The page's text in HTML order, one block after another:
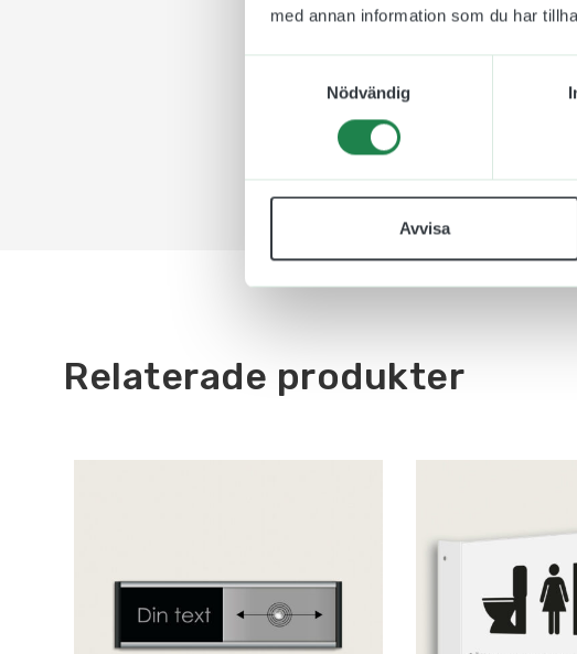
med annan information som du har
Nödvändig
Avvisa
Relaterade produkter